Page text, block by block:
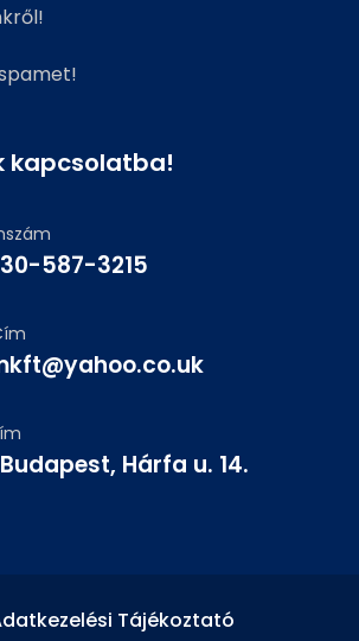
kapcsolatba!
587-3215
Hárfa u. 14.
Tájékoztató